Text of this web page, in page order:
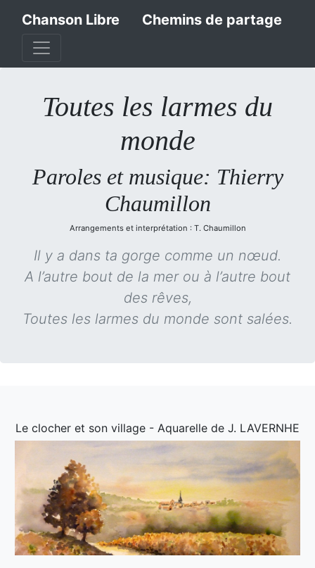
Chanson Libre Chemins de partage
Toutes les larmes du
monde
Paroles et musique: Thierry
Chaumillon
Arrangements et interprétation : T. Chaumillon
Il y a dans ta gorge comme un nœud.
A l’autre bout de la mer ou à l’autre bout
des rêves,
Toutes les larmes du monde sont salées.
Le clocher et son village - Aquarelle de J. LAVERNHE